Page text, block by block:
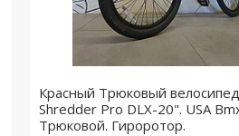
Красный Трюковый
Shredder Pro DLX-20". USA
Трюковой. Гироротор.